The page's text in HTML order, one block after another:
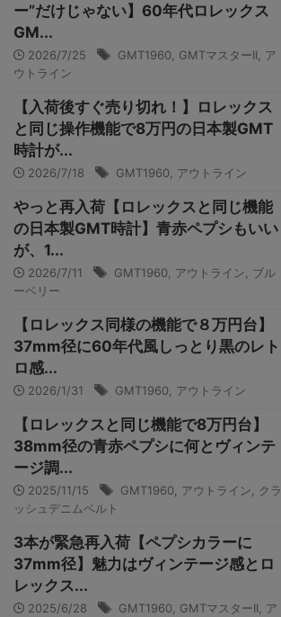
ー”だけじゃない】60年代ロレックス
GM...
2026/7/25 GMT1960 GMTマスターII
ア
ウトライン
【入荷後すぐ売り切れ！】ロレックス
と同じ操作機能で8万円の日本製GMT
時計が...
2026/7/18 GMT1960 アウトライン
やっと再入荷【ロレックスと同じ機能
の日本製GMT時計】青赤ペプシもいい
が、1...
2026/7/11 GMT1960 アウトライン
ブル
ーベリー
【ロレックス同様の機能で８万円台】
37mm径に60年代風しっとり黒のレト
ロ感...
2026/1/31 GMT1960 アウトライン
【ロレックスと同じ機能で8万円台】
38mm径の青赤ペプシに何とヴィンテ
ージ調...
2025/11/15 GMT1960 アウトライン
クラ
ッシュデニムベルト
3本が緊急再入荷【ペプシカラーに
37mm径】魅力はヴィンテージ感とロ
レックス...
2025/6/28 GMT1960 GMTマスターII
ア